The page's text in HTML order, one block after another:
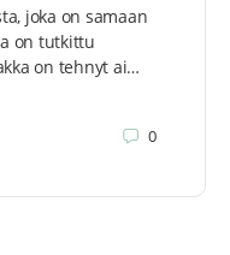
joka on samaan
on tutkittu
on tehnyt ai…
0